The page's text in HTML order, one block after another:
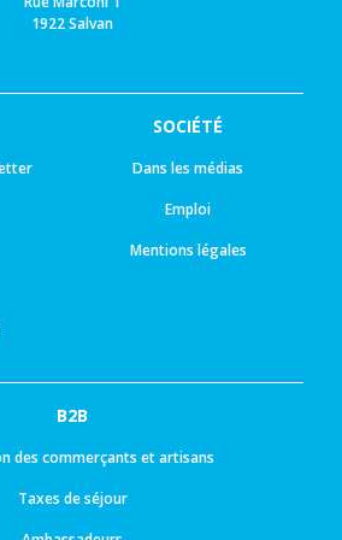
1922 Salvan
SOCIÉTÉ
Dans les médias
Emploi
Mentions légales
B2B
des commerçants et artisans
Taxes de séjour